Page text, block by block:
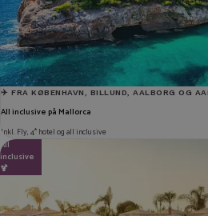
✈️ FRA KØBENHAVN, BILLUND, AALBORG OG
All inclusive på Mallorca
Inkl. Fly, 4* hotel og all inclusive
All
inclusive
🍹
fra